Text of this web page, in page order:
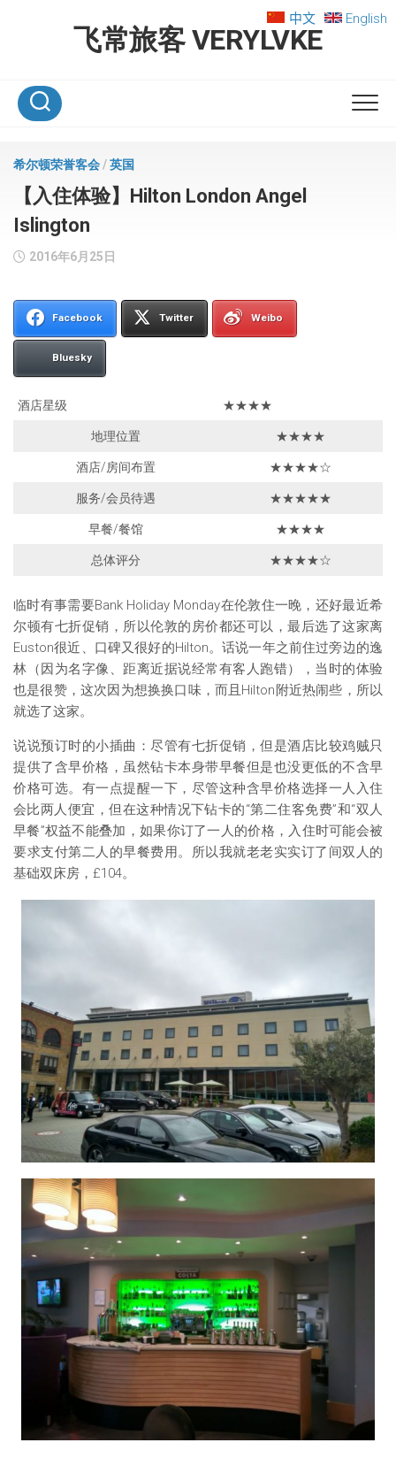
飞常旅客 VERYLVKE
中文 English
希尔顿荣誉客会/英国
【入住体验】Hilton London Angel
Islington
2016年6月25日
Facebook Twitter Weibo
Bluesky
酒店星级 ★★★★
地理位置 ★★★★
酒店/房间布置 ★★★★☆
服务/会员待遇 ★★★★★
早餐/餐馆 ★★★★
总体评分 ★★★★☆
临时有事需要Bank Holiday Monday在伦敦住一晚，还好最近希
尔顿有七折促销，所以伦敦的房价都还可以，最后选了这家离
Euston很近、口碑又很好的Hilton。话说一年之前住过旁边的逸
林（因为名字像、距离近据说经常有客人跑错），当时的体验
也是很赞，这次因为想换换口味，而且Hilton附近热闹些，所以
就选了这家。
说说预订时的小插曲：尽管有七折促销，但是酒店比较鸡贼只
提供了含早价格，虽然钻卡本身带早餐但是也没更低的不含早
价格可选。有一点提醒一下，尽管这种含早价格选择一人入住
会比两人便宜，但在这种情况下钻卡的“第二住客免费”和“双人
早餐”权益不能叠加，如果你订了一人的价格，入住时可能会被
要求支付第二人的早餐费用。所以我就老老实实订了间双人的
基础双床房，£104。